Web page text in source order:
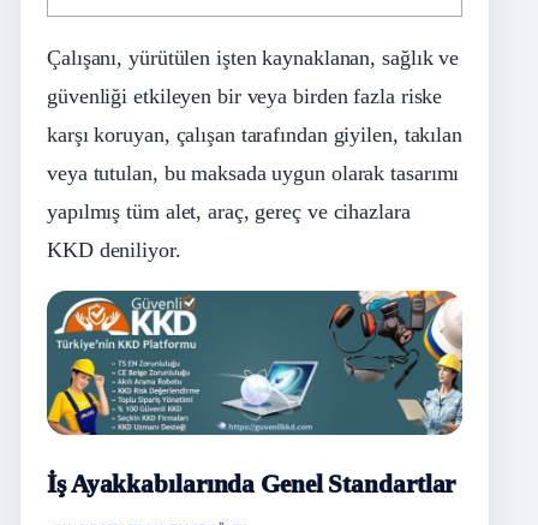
Çalışanı, yürütülen işten kaynaklanan, sağlık ve
güvenliği etkileyen bir veya birden fazla riske
karşı koruyan, çalışan tarafından giyilen, takılan
veya tutulan, bu maksada uygun olarak tasarımı
yapılmış tüm alet, araç, gereç ve cihazlara
KKD deniliyor.
İş Ayakkabılarında Genel Standartlar